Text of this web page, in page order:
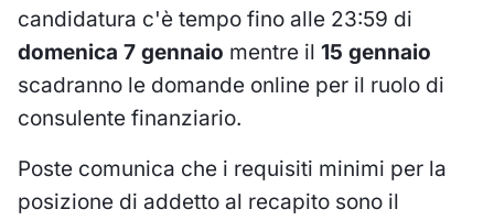
candidatura c'è tempo fino alle 23:59 di
domenica 7 gennaio mentre il 15 gennaio
scadranno le domande online per il ruolo di
consulente finanziario.
Poste comunica che i requisiti minimi per la
posizione di addetto al recapito sono il